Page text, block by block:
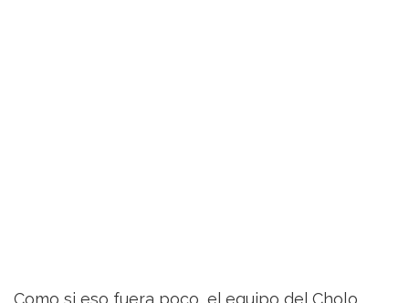
Como si eso fuera poco, el equipo del Cholo